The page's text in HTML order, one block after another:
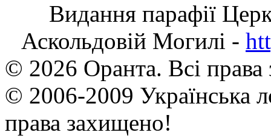
Видання парафії
Аскольдовій Могилі -
© 2026 Оранта. Всі
© 2006-2009 Українська
права захищено!